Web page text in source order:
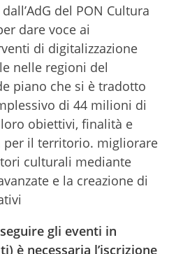
del PON Cultura
dare voce ai
di digitalizzazione
nelle regioni del
piano che si è tradotto
di 44 milioni di
obiettivi, finalità e
il territorio. migliorare
culturali mediante
e la creazione di
gli eventi in
è necessaria l’iscrizione